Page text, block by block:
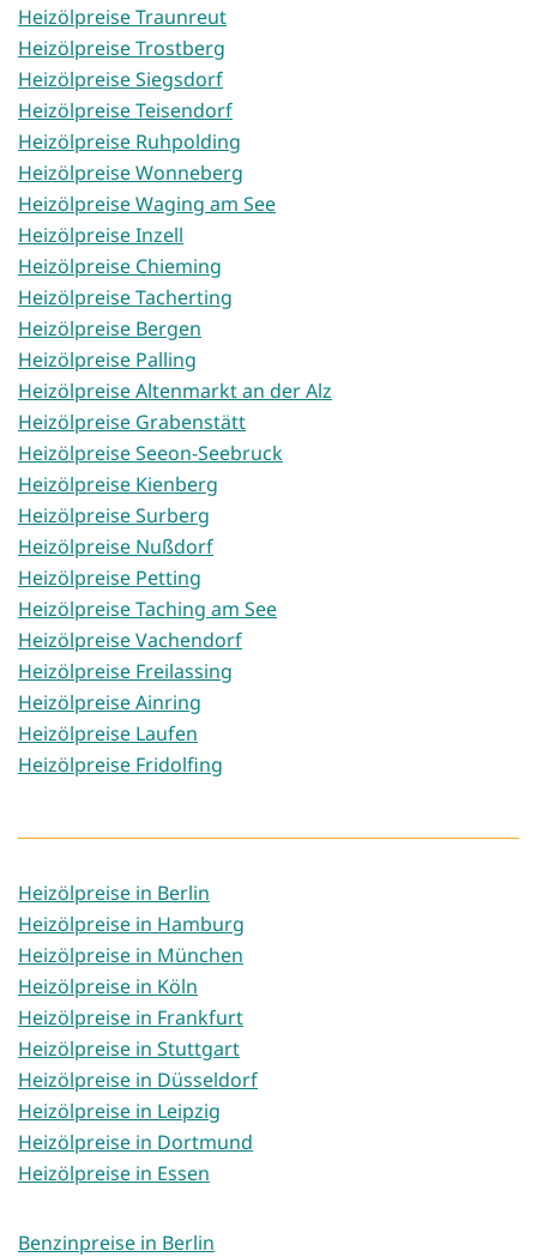
Heizölpreise Traunreut
Heizölpreise Trostberg
Heizölpreise Siegsdorf
Heizölpreise Teisendorf
Heizölpreise Ruhpolding
Heizölpreise Wonneberg
Heizölpreise Waging am See
Heizölpreise Inzell
Heizölpreise Chieming
Heizölpreise Tacherting
Heizölpreise Bergen
Heizölpreise Palling
Heizölpreise Altenmarkt an der Alz
Heizölpreise Grabenstätt
Heizölpreise Seeon-Seebruck
Heizölpreise Kienberg
Heizölpreise Surberg
Heizölpreise Nußdorf
Heizölpreise Petting
Heizölpreise Taching am See
Heizölpreise Vachendorf
Heizölpreise Freilassing
Heizölpreise Ainring
Heizölpreise Laufen
Heizölpreise Fridolfing
Heizölpreise in Berlin
Heizölpreise in Hamburg
Heizölpreise in München
Heizölpreise in Köln
Heizölpreise in Frankfurt
Heizölpreise in Stuttgart
Heizölpreise in Düsseldorf
Heizölpreise in Leipzig
Heizölpreise in Dortmund
Heizölpreise in Essen
Benzinpreise in Berlin